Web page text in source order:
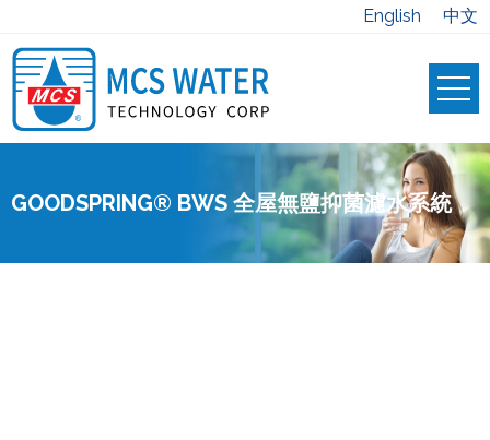
English 中文
GOODSPRING® BWS 全屋無鹽抑菌濾水系統